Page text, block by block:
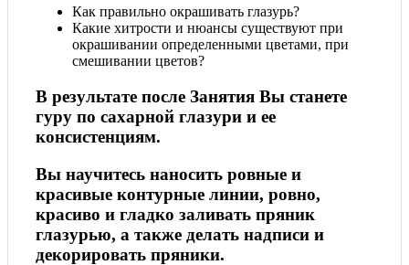
Как правильно окрашивать глазурь?
Какие хитрости и нюансы существуют при
окрашивании определенными цветами, при
смешивании цветов?
В результате после Занятия Вы станете
гуру по сахарной глазури и ее
консистенциям.
Вы научитесь наносить ровные и
красивые контурные линии, ровно,
красиво и гладко заливать пряник
глазурью, а также делать надписи и
декорировать пряники.